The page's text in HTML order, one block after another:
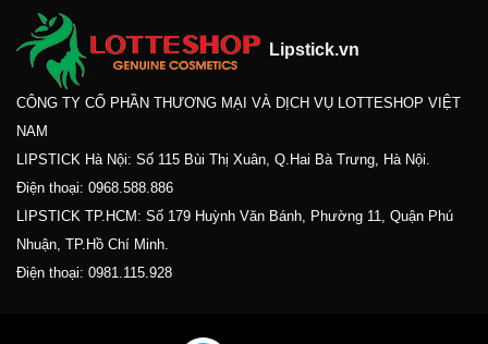
Lipstick.vn
CÔNG TY CỔ PHẦN THƯƠNG MẠI VÀ DỊCH VỤ LOTTESHOP VIỆT
NAM
LIPSTICK Hà Nội: Số 115 Bùi Thị Xuân, Q.Hai Bà Trưng, Hà Nội.
Điện thoại: 0968.588.886
LIPSTICK TP.HCM: Số 179 Huỳnh Văn Bánh, Phường 11, Quận Phú
Nhuận, TP.Hồ Chí Minh.
Điện thoại: 0981.115.928